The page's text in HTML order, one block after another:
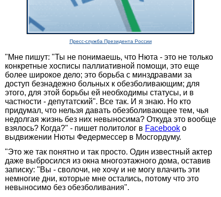
Пресс-служба Президента России
"Мне пишут: "Ты не понимаешь, что Нюта - это не только
конкретные хосписы паллиативной помощи, это еще
более широкое дело; это борьба с минздравами за
доступ безнадежно больных к обезболивающим; для
этого, для этой борьбы ей необходимы статусы, и в
частности - депутатский". Все так. И я знаю. Но кто
придумал, что нельзя давать обезболивающее тем, чья
недолгая жизнь без них невыносима? Откуда это вообще
взялось? Когда?" - пишет политолог в Facebook о
выдвижении Нюты Федермессер в Мосгордуму.
"Это же так понятно и так просто. Один известный актер
даже выбросился из окна многоэтажного дома, оставив
записку: "Вы - сволочи, не хочу и не могу влачить эти
немногие дни, которые мне остались, потому что это
невыносимо без обезболивания".